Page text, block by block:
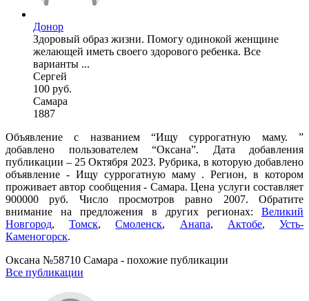
Донор
Здоровый образ жизни. Помогу одинокой женщине
желающей иметь своего здорового ребенка. Все
варианты ...
Сергей
100 руб.
Самара
1887
Объявление с названием “Ищу суррогатную маму. ”
добавлено пользователем “Оксана”. Дата добавления
публикации – 25 Октября 2023. Рубрика, в которую добавлено
объявление - Ищу суррогатную маму . Регион, в котором
проживает автор сообщения - Самара. Цена услуги составляет
900000 руб. Число просмотров равно 2007. Обратите
внимание на предложения в других регионах: Великий
Новгород,Томск,Смоленск, Анапа, Актобе,Усть-
Каменогорск.
Оксана №58710 Самара - похожие публикации
Все публикации